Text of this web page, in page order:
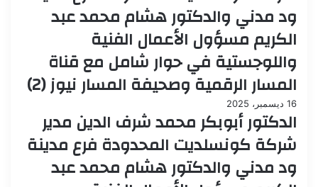
ود مدني والدكتور هشام محمد عبد
الكريم مسؤول الأعمال الفنية
واللوجستية في حوار شامل مع قناة
المسار الرقمية وصحيفة المسار نيوز (2)
16 ديسمبر، 2025
الدكتور أبوبكر محمد شرف الدين مدير
شركة كونسلديت المحدودة فرع مدينة
ود مدني والدكتور هشام محمد عبد